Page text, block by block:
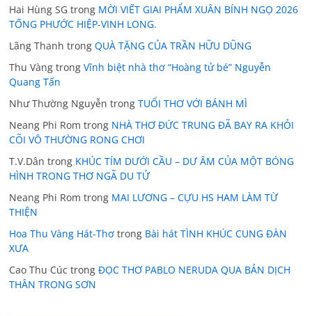
Hai Hùng SG trong MỜI VIẾT GIAI PHẨM XUÂN BÍNH NGỌ 2026
TỐNG PHƯỚC HIỆP-VINH LONG.
Lãng Thanh trongQUÀ TẶNG CỦA TRẦN HỮU DŨNG
Thu Vàng trongVĩnh biệt nhà thơ “Hoàng tử bé” Nguyễn
Quang Tấn
Như Thường Nguyễn trongTUỔI THƠ VỚI BÁNH MÌ
Neang Phi Rom trong NHÀ THƠ ĐỨC TRUNG ĐÃ BAY RA KHỎI
CÕI VÔ THƯỜNG RONG CHƠI
T.V.Dân trong KHÚC TÍM DƯỚI CẦU – DƯ ÂM CỦA MỘT BÓNG
HÌNH TRONG THƠ NGÃ DU TỬ
Neang Phi Rom trong MAI LƯƠNG – CỰU HS HAM LÀM TỪ
THIỆN
Hoa Thu Vàng Hát-Thơ trong Bài hát TÌNH KHÚC CUNG ĐÀN
XƯA
Cao Thu Cúc trongĐỌC THƠ PABLO NERUDA QUA BẢN DỊCH
THÂN TRONG SƠN